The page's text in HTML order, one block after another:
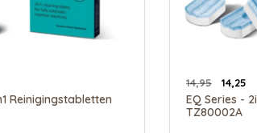
Reinigingstabletten
14,95 14,25
EQ Series -
TZ80002A